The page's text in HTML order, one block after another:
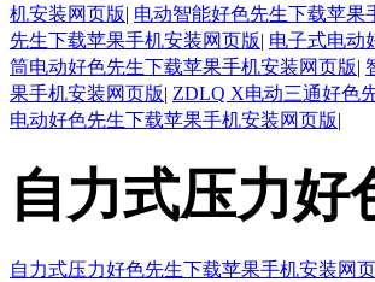
机安装网页版| 电动智能好色先生下载苹果
先生下载苹果手机安装网页版| 电子式电动
筒电动好色先生下载苹果手机安装网页版|
果手机安装网页版| ZDLQ X电动三通好色
电动好色先生下载苹果手机安装网页版|
自力式压力好
自力式压力好色先生下载苹果手机安装网